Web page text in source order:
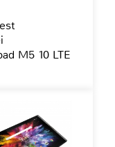
M5 10 LTE